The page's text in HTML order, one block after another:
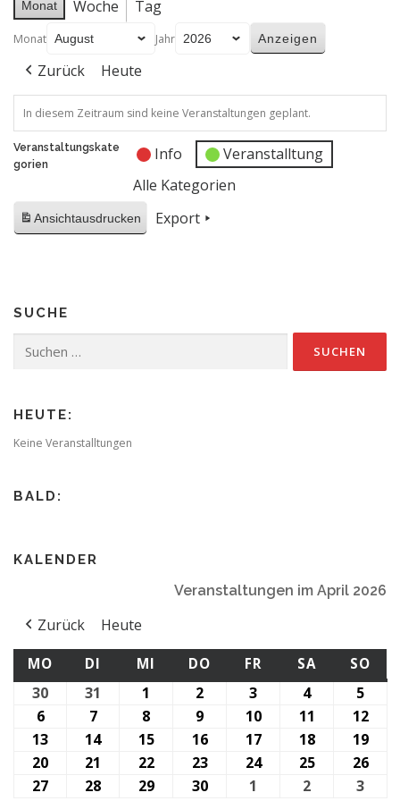
Monat Woche Tag
Monat Jahr
Zurück Heute
In diesem Zeitraum sind keine Veranstaltungen geplant.
Veranstaltungskate
gorien
Info
Veranstalltung
Alle Kategorien
Ansichtausdrucken Export
SUCHE
nach:
HEUTE:
Keine Veranstalltungen
BALD:
KALENDER
Veranstaltungen im April 2026
Zurück Heute
MO MONTAG
DI DIENSTAG
MI MITTWOCH
DO DONNERSTAG
FRFREITAG
SASAMSTAG
SO
30
31
2026
1
2026
2
2026
3
April
2026
44.
April
2026
5
April
2026
66.
April
2026
77.
April
2026
8
April
2026
9
April
2026
1010.
April
2026
11
April
2026
1212.
2026
13 1414.
1515.
April
2026
1616.
April
2026
1717.
April
1818.
April
1919.
20 21 2222.
April
2323.
April
2424.
2525.
2626.
27 28 2929.
3030.
1 2 3